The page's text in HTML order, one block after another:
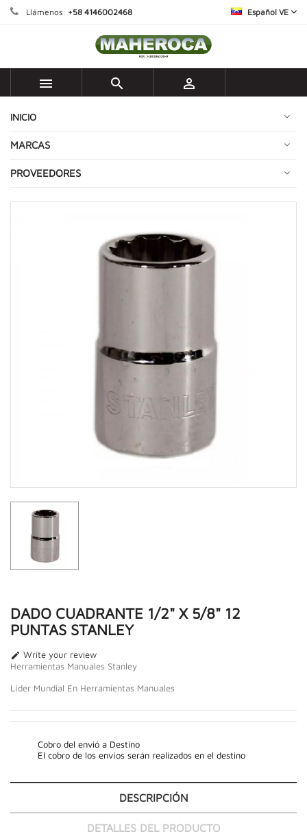
Llámenos: +58 4146002468 Español VE
  
INICIO
MARCAS
PROVEEDORES
DADO CUADRANTE 1/2" X 5/8" 12
PUNTAS STANLEY
 Write your review
Herramientas Manuales Stanley
Líder Mundial En Herramientas Manuales
Cobro del envió a Destino
El cobro de los envíos serán realizados en el destino
DESCRIPCIÓN
DETALLES DEL PRODUCTO